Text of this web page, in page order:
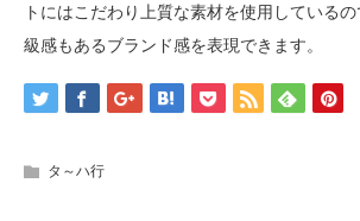
トにはこだわり上質な素材を使用している
級感もあるブランド感を表現できます。
タ～ハ行